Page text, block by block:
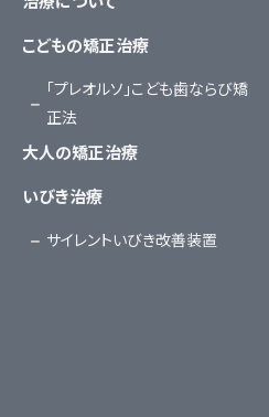
こどもの矯正治療
「プレオルソ」こども歯ならび矯
正法
大人の矯正治療
いびき治療
サイレントいびき改善装置